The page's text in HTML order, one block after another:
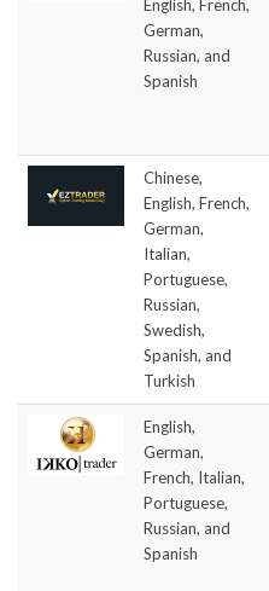
English, French,
German,
Russian, and
Spanish
Chinese,
English, French,
German,
Italian,
Portuguese,
Russian,
Swedish,
Spanish, and
Turkish
English,
German,
French, Italian,
Portuguese,
Russian, and
Spanish